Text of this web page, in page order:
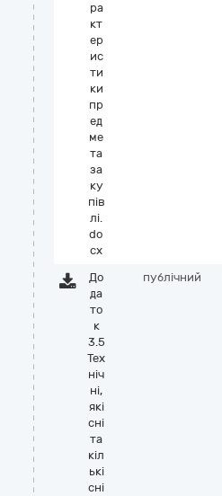
ра
кт
ер
ис
ти
ки
пр
ед
ме
та
за
ку
пів
лі.
do
cx
До
да
то
к
3.5
Тех
ніч
ні,
які
сні
та
кіл
ькі
сні
публічний